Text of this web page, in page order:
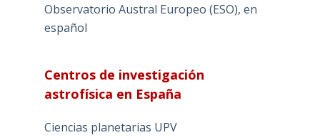
Observatorio Austral Europeo (ESO), en
español
Centros de investigación
astrofísica en España
Ciencias planetarias UPV